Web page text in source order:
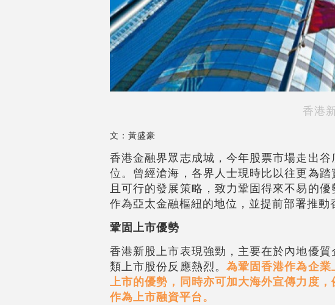
香港
文：黃盛豪
香港金融界眾志成城，今年股票市場走出
位。曾經滄海，各界人士現時比以往更為
且可行的發展策略，致力鞏固得來不易的
作為亞太金融樞紐的地位，並提前部署推動
鞏固上市優勢
香港新股上市表現強勁，主要在於內地優
類上市股份反應熱烈。 為鞏固香港作為企
上市的優勢，同時亦可加大海外宣傳力度
作為上市融資平台。